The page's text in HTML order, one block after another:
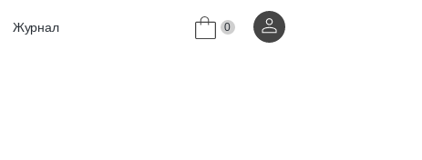
Журнал 0